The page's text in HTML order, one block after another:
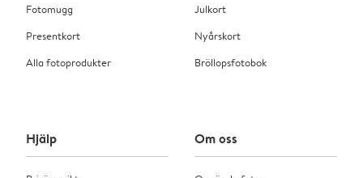
Fotomugg
Presentkort
Alla fotoprodukter
Julkort
Nyårskort
Bröllopsfotobok
Hjälp Om oss